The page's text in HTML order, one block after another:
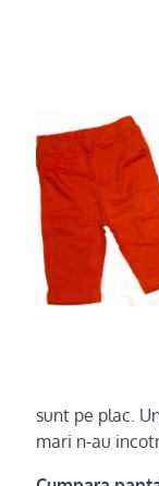
sunt pe plac.
mari n-au